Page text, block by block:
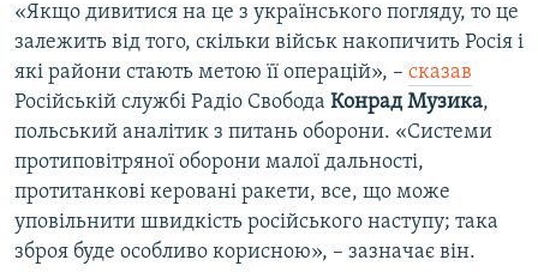
«Якщо дивитися на це з українського погляду, то це
залежить від того, скільки військ накопичить Росія і
які райони стають метою її операцій», – сказав
Російській службі Радіо Свобода Конрад Музика,
польський аналітик з питань оборони. «Системи
протиповітряної оборони малої дальності,
протитанкові керовані ракети, все, що може
уповільнити швидкість російського наступу; така
зброя буде особливо корисною», – зазначає він.